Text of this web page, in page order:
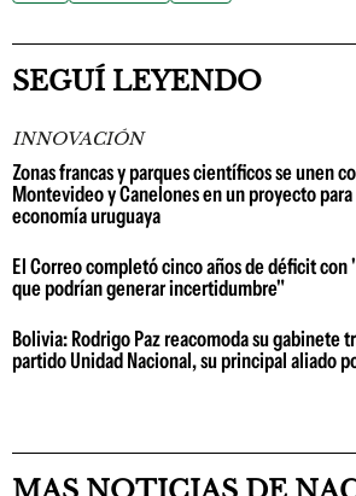
SEGUÍ LEYENDO
INNOVACIÓN
Zonas francas y parques científicos se unen
Montevideo y Canelones en un proyecto
economía uruguaya
El Correo completó cinco años de déficit
que podrían generar incertidumbre"
Bolivia: Rodrigo Paz reacomoda su gabinete
partido Unidad Nacional, su principal aliado